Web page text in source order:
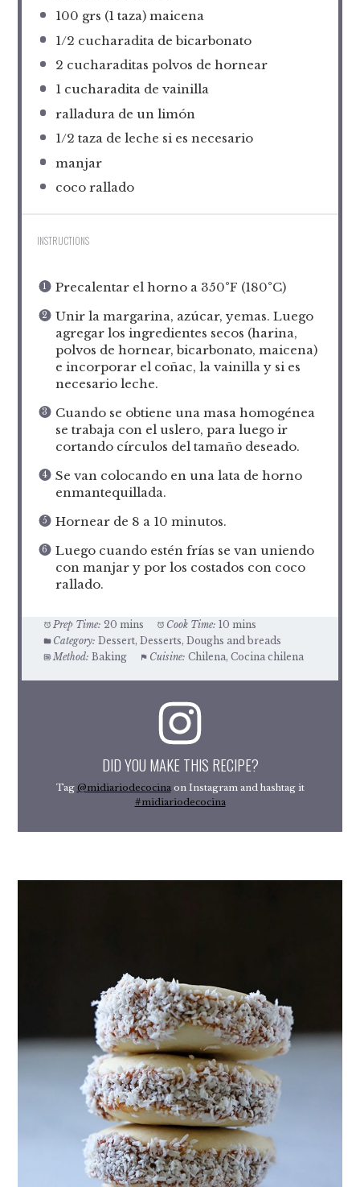
100 grs (1 taza) maicena
1/2 cucharadita de bicarbonato
2 cucharaditas polvos de hornear
1cucharadita de vainilla
ralladura de un limón
1/2 taza de leche si es necesario
manjar
coco rallado
INSTRUCTIONS
Precalentar el horno a 350°F (180°C)
Unir la margarina, azúcar, yemas. Luego
agregar los ingredientes secos (harina,
polvos de hornear, bicarbonato, maicena)
e incorporar el coñac, la vainilla y si es
necesario leche.
Cuando se obtiene una masa homogénea
se trabaja con el uslero, para luego ir
cortando círculos del tamaño deseado.
Se van colocando en una lata de horno
enmantequillada.
Hornear de 8 a 10 minutos.
Luego cuando estén frías se van uniendo
con manjar y por los costados con coco
rallado.
Prep Time: 20 mins Cook Time: 10 mins
Category: Dessert, Desserts, Doughs and breads
Method: Baking Cuisine: Chilena, Cocina chilena
DID YOU MAKE THIS RECIPE?
Tag @midiariodecocinaon Instagram and hashtag it
#midiariodecocina